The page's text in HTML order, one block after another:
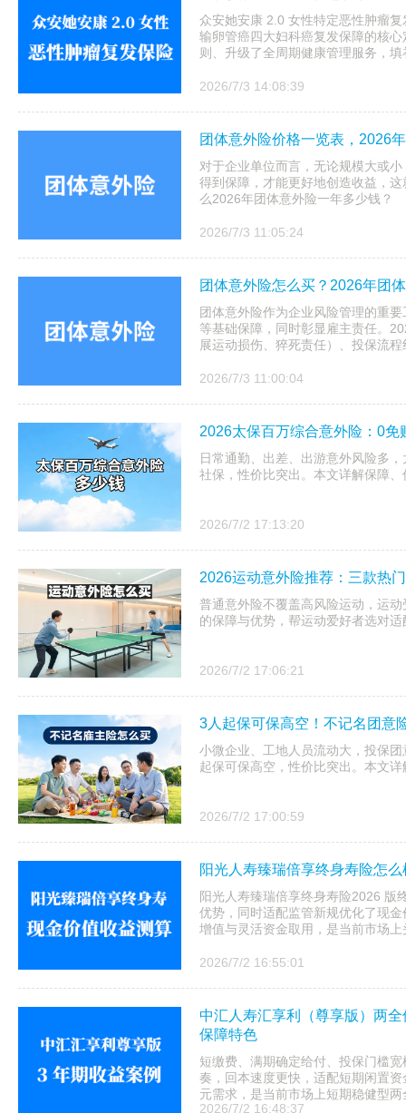
众安她安康 2.0 女性特定恶性肿瘤
输卵管癌四大妇科癌复发保障的核
则、升级了全周期健康管理服务，
2026/7/3 14:08:39
团体意外险价格一览表，2026
对于企业单位而言，无论规模大或
得到保障，才能更好地创造收益，
么2026年团体意外险一年多少钱？
2026/7/3 11:05:24
团体意外险怎么买？2026年团
团体意外险作为企业风险管理的重
等基础保障，同时彰显雇主责任。
展运动损伤、猝死责任）、‌投保流
2026/7/3 11:00:04
2026太保百万综合意外险：0
日常通勤、出差、出游意外风险多
社保，性价比突出。本文详解保障
2026/7/2 17:13:20
2026运动意外险推荐：三款热
普通意外险不覆盖高风险运动，运
的保障与优势，帮运动爱好者选对适
2026/7/2 17:06:21
3人起保可保高空！不记名团意
小微企业、工地人员流动大，投保
起保可保高空，性价比突出。本文
2026/7/2 17:00:59
阳光人寿臻瑞倍享终身寿险怎
阳光人寿臻瑞倍享终身寿险2026 版
优势，同时适配监管新规优化了现
增值与灵活资金取用，是当前市场
2026/7/2 16:55:01
中汇人寿汇享利（尊享版）两
保障特色
短缴费、满期确定给付、投保门槛
奏，回本速度更快，适配短期闲置
元需求，是当前市场上短期稳健型
2026/7/2 16:48:37